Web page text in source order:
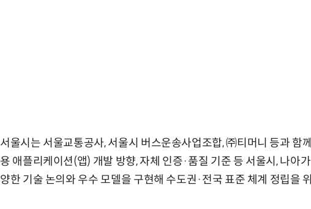
서울시는 서울교통공사, 서울시 버스운송사업조합, ㈜티머니 등과 함
용 애플리케이션(앱) 개발 방향, 자체 인증·품질 기준 등 서울시, 나아
양한 기술 논의와 우수 모델을 구현해 수도권·전국 표준 체계 정립을